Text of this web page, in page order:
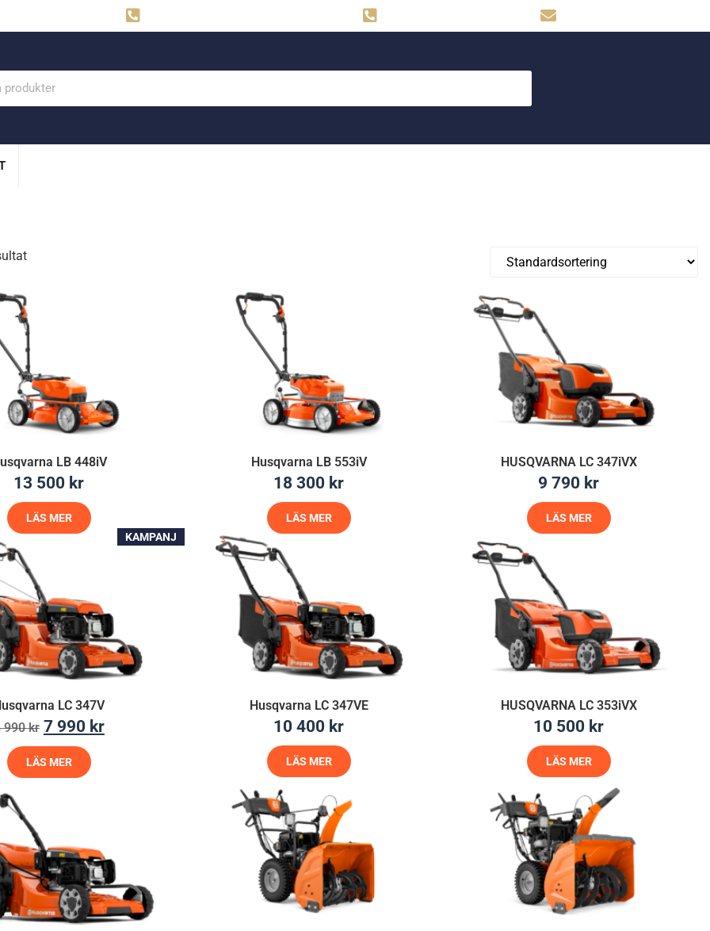
LB 448iV
13 500 kr
LÄS MER
Husqvarna LB 553iV
18 300 kr
LÄS MER
HUSQVARNA LC 347iVX
9 790 kr
LÄS MER
KAMPANJ
LC 347V
990kr 7 990 kr
LÄS MER
Husqvarna LC 347VE
10 400 kr
LÄS MER
HUSQVARNA LC 353iVX
10 500 kr
LÄS MER